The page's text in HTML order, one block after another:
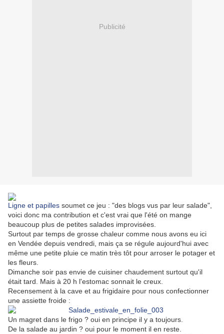
Publicité
Ligne et papilles soumet ce jeu : "des blogs vus par leur salade",
voici donc ma contribution et c'est vrai que l'été on mange
beaucoup plus de petites salades improvisées.
Surtout par temps de grosse chaleur comme nous avons eu ici
en Vendée depuis vendredi, mais ça se régule aujourd'hui avec
même une petite pluie ce matin très tôt pour arroser le potager et
les fleurs.
Dimanche soir pas envie de cuisiner chaudement surtout qu'il
était tard. Mais à 20 h l'estomac sonnait le creux.
Recensement à la cave et au frigidaire pour nous confectionner
une assiette froide :
Un magret dans le frigo ? oui en principe il y a toujours.
De la salade au jardin ? oui pour le moment il en reste.